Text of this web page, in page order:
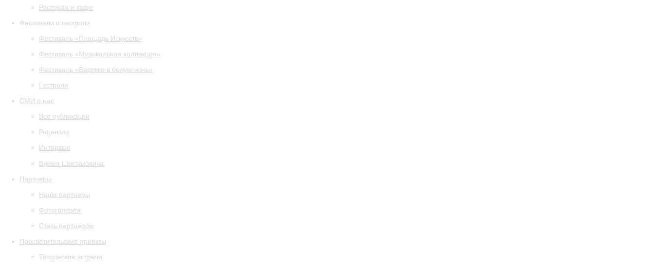
Ресторан и кафе
Фестивали и гастроли
Фестиваль «Площадь Искусств»
Фестиваль «Музыкальная коллекция»
Фестиваль «Барокко в белую ночь»
Гастроли
СМИ о нас
Все публикации
Рецензии
Интервью
Время Шостаковича
Партнеры
Наши партнеры
Фотогалерея
Стать партнером
Просветительские проекты
Творческие встречи